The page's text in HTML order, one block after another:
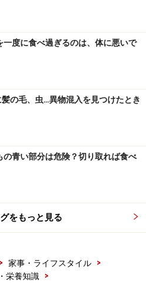
生するガスを生地が抱き込む
。グルテンがガスを抱き込む
たこ焼き、お好み焼き、フラ
う小麦粉です。薄力粉は家庭
れるので、ほとんどの家庭に
ょうか。
からできたものです。「うど
。
力粉がない時、別の小
力粉、薄力粉のそれぞれで美
ます。
一度に食べ過ぎるのは、体に悪いで
の毛、虫…異物混入を見つけたとき
の青い部分は危険？切り取れば食べ
をもっと見る
> 家事・ライフスタイル
>
栄養知識
>